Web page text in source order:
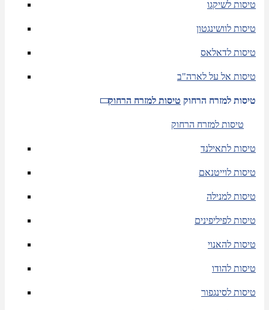
טיסות לשיקגו
טיסות לוושינגטון
טיסות לדאלאס
טיסות אל על לארה"ב
טיסות למזרח הרחוק טיסות למזרח הרחוק
טיסות למזרח הרחוק
טיסות לתאילנד
טיסות לוייטנאם
טיסות למנילה
טיסות לפיליפינים
טיסות להאנוי
טיסות להודו
טיסות לסינגפור